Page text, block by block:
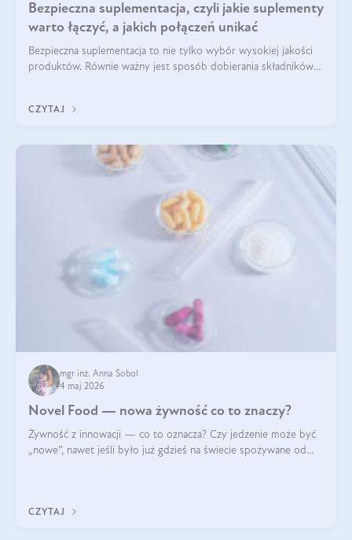
Bezpieczna suplementacja, czyli jakie suplementy
warto łączyć, a jakich połączeń unikać
Bezpieczna suplementacja to nie tylko wybór wysokiej jakości
produktów. Równie ważny jest sposób dobierania składników
CZYTAJ
mgr inż. Anna Sobol
4 maj 2026
Novel Food — nowa żywność co to znaczy?
Żywność z innowacji — co to oznacza? Czy jedzenie może być
„nowe”, nawet jeśli było już gdzieś na świecie spożywane od
CZYTAJ